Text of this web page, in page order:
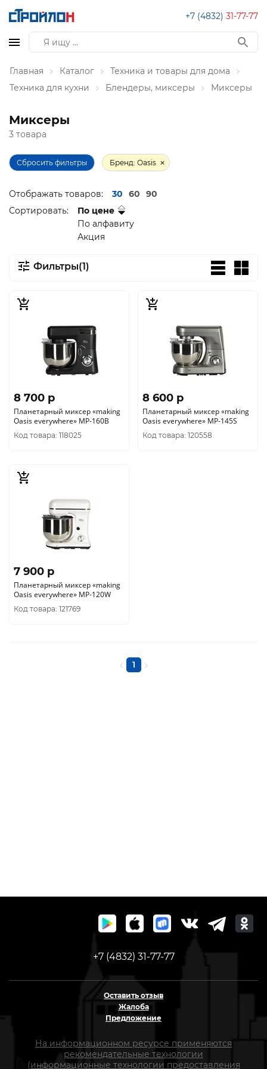
+7 (4832) 31-77-77
Главная Каталог
Техника и товары для дома
Техника для кухни
Блендеры, миксеры Миксеры
Миксеры
3 товара
Сбросить фильтры Бренд: Oasis
Отображать товаров: 30 60
90
Сортировать:
По цене
По алфавиту
Акция
Фильтры(1)
8 700 p
Планетарный миксер «making
Oasis everywhere» MP-160B
Код товара: 118025
8 600 p
Планетарный миксер «making
Oasis everywhere» MP-145S
Код товара: 120558
7 900 p
Планетарный миксер «making
Oasis everywhere» MP-120W
Код товара: 121769
1
+7 (4832) 31-77-77
Оставить отзыв
Жалоба
Предложение
На информационном ресурсе применяются
рекомендательные технологии
(информационные технологии предоставления